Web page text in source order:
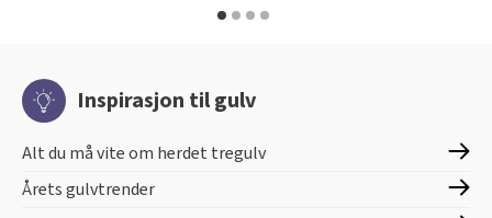
Inspirasjon til gulv
Alt du må vite om herdet tregulv
Årets gulvtrender